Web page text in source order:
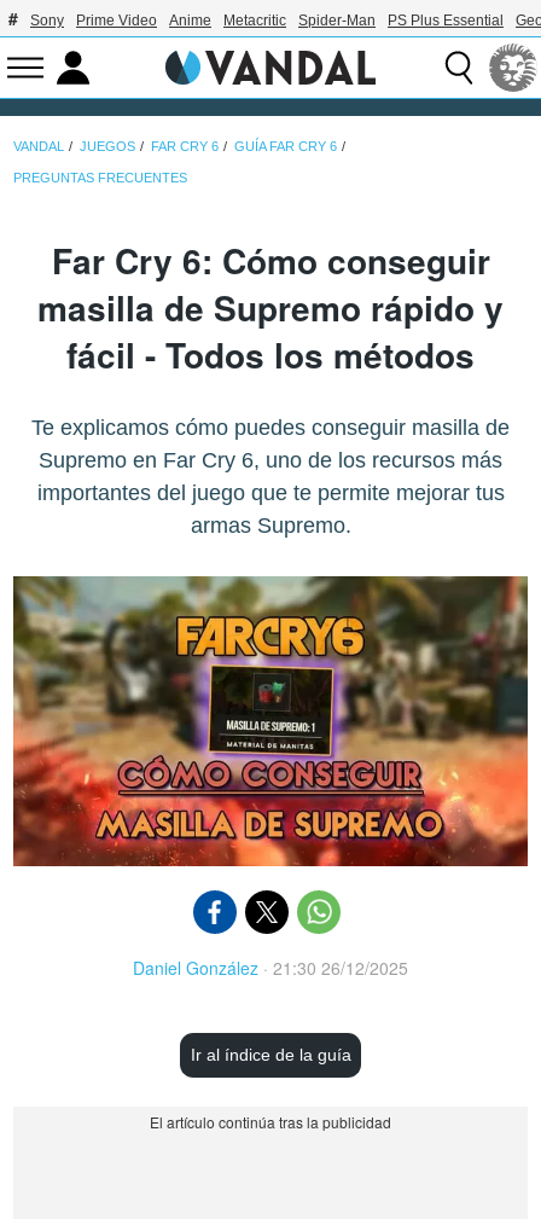
Sony Prime Video Anime Metacritic Spider-Man PS Plus Essential
VANDAL JUEGOS FAR CRY 6 GUÍA FAR CRY 6
PREGUNTAS FRECUENTES
Far Cry 6: Cómo conseguir
masilla de Supremo rápido y
fácil - Todos los métodos
Te explicamos cómo puedes conseguir masilla de
Supremo en Far Cry 6, uno de los recursos más
importantes del juego que te permite mejorar tus
armas Supremo.
Daniel González · 21:30 26/12/2025
Ir al índice de la guía